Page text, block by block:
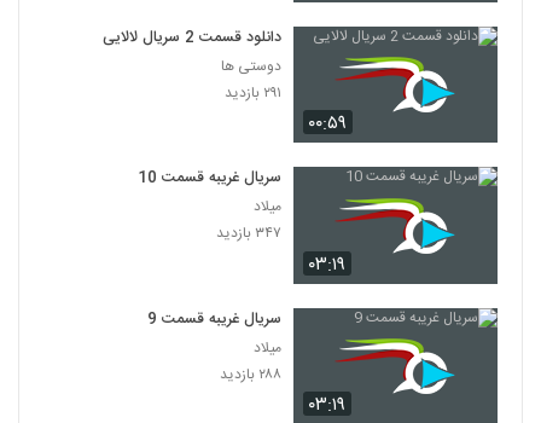
۰۰:۵۹
دانلود قسمت 2 سریال لالایی
دوستی ها
۲۹۱ بازدید
۰۳:۱۹
سریال غریبه قسمت 10
میلاد
۳۴۷ بازدید
۰۳:۱۹
سریال غریبه قسمت 9
میلاد
۲۸۸ بازدید